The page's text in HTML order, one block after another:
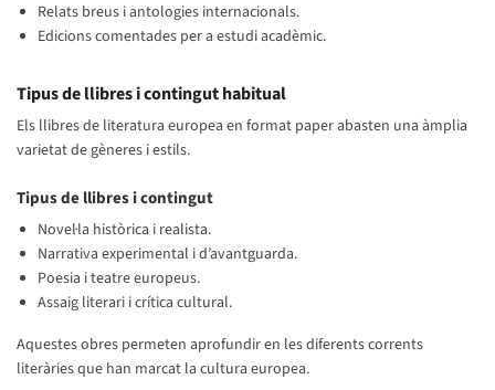
Relats breus i antologies internacionals.
Edicions comentades per a estudi acadèmic.
Tipus de llibres i contingut habitual
Els llibres de literatura europea en format paper abasten una àmplia
varietat de gèneres i estils.
Tipus de llibres i contingut
Novel·la històrica i realista.
Narrativa experimental i d’avantguarda.
Poesia i teatre europeus.
Assaig literari i crítica cultural.
Aquestes obres permeten aprofundir en les diferents corrents
literàries que han marcat la cultura europea.